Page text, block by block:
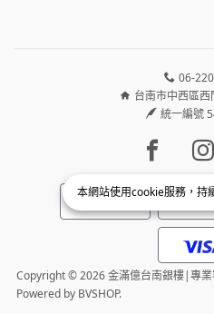
本網站使用cookie服務，持
06-
台南市中西區
統一編號
Copyright © 2026 金滿億台南銀樓|專
Powered by BVSHOP.